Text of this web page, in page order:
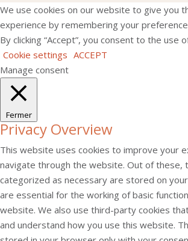
We use cookies on our website to give you
experience by remembering your
By clicking “Accept”, you consent to the use
Cookie settings ACCEPT
Manage consent
Fermer
Privacy Overview
This website uses cookies to improve your
navigate through the website. Out of these,
categorized as necessary are stored on
are essential for the working of basic
website. We also use third-party cookies
and understand how you use this website.